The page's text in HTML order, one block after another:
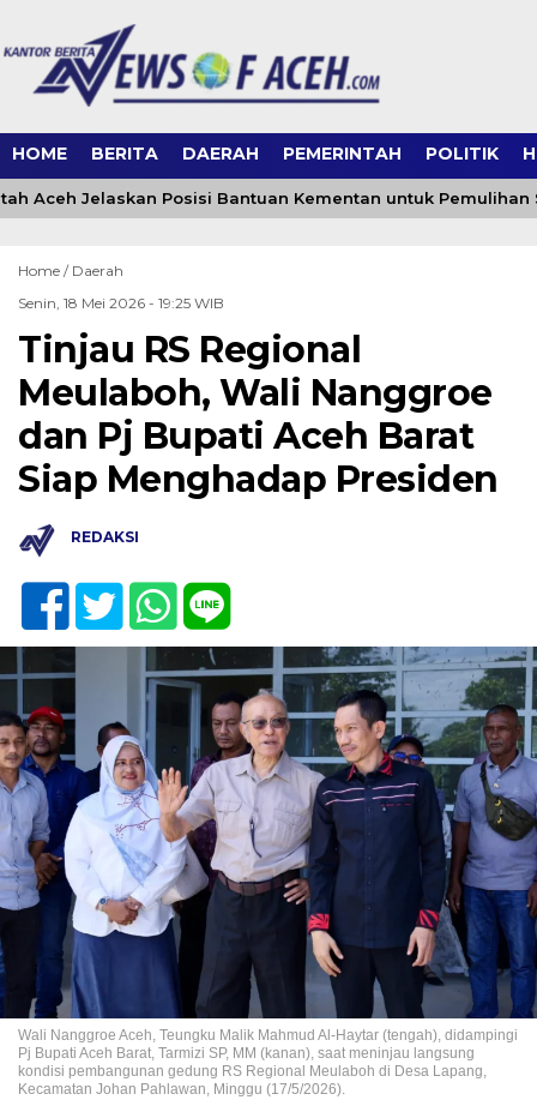
HOME BERITA DAERAH PEMERINTAH POLITIK
Aceh Jelaskan Posisi Bantuan Kementan untuk Pemulihan
Home / Daerah
Senin, 18 Mei 2026 - 19:25 WIB
Tinjau RS Regional
Meulaboh, Wali Nanggroe
dan Pj Bupati Aceh Barat
Siap Menghadap Presiden
REDAKSI
Wali Nanggroe Aceh, Teungku Malik Mahmud Al-Haytar (tengah), didampingi
Pj Bupati Aceh Barat, Tarmizi SP, MM (kanan), saat meninjau langsung
kondisi pembangunan gedung RS Regional Meulaboh di Desa Lapang,
Kecamatan Johan Pahlawan, Minggu (17/5/2026).